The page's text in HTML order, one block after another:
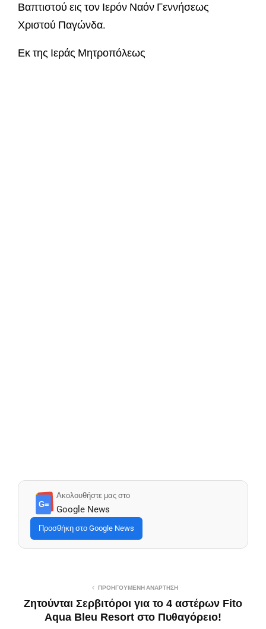
Βαπτιστού εις τον Ιερόν Ναόν Γεννήσεως
Χριστού Παγώνδα.
Εκ της Ιεράς Μητροπόλεως
G≡
Ακολουθήστε μας στο
Google News
Προσθήκη στο Google News
ΠΡΟΗΓΟΎΜΕΝΗ ΑΝΆΡΤΗΣΗ
Ζητούνται Σερβιτόροι για το 4 αστέρων Fito
Aqua Bleu Resort στο Πυθαγόρειο!